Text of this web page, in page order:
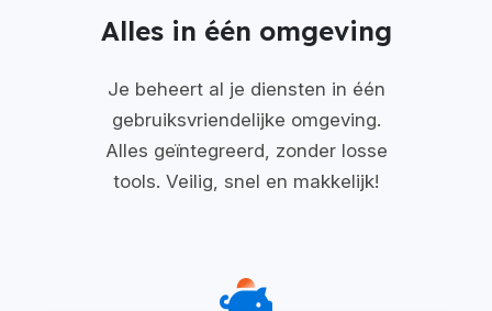
Alles in één omgeving
Je beheert al je diensten in één
gebruiksvriendelijke omgeving.
Alles geïntegreerd, zonder losse
tools. Veilig, snel en makkelijk!